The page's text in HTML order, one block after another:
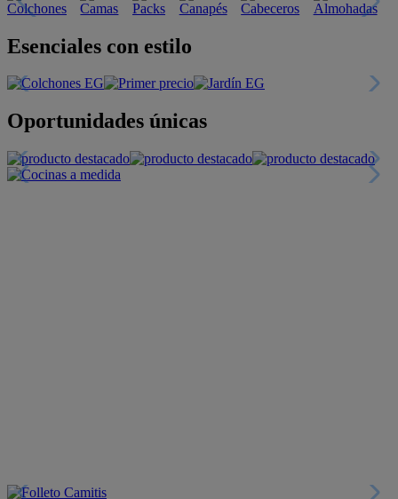
Esenciales con estilo
Oportunidades únicas